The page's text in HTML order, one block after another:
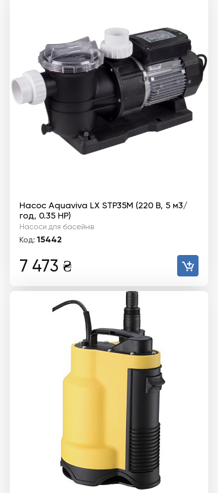
Насос Aquaviva LX STP35M (220 В, 5 м3/
год, 0.35 HP)
Насоси для басейнів
Код: 15442
7 473 ₴